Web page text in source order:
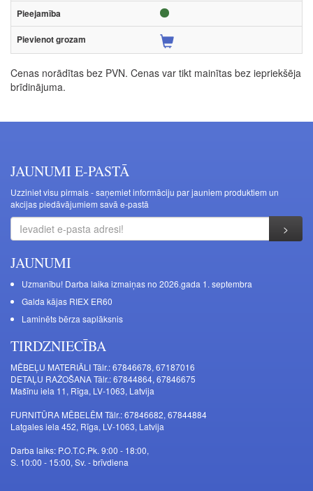
Cenas norādītas bez PVN. Cenas var tikt mainītas bez iepriekšēja
brīdinājuma.
JAUNUMI E-PASTĀ
Uzziniet visu pirmais - saņemiet informāciju par jauniem produktiem un
akcijas piedāvājumiem savā e-pastā
JAUNUMI
Uzmanību! Darba laika izmaiņas no 2026.gada 1. septembra
Galda kājas RIEX ER60
Laminēts bērza saplāksnis
TIRDZNIECĪBA
MĒBEĻU MATERIĀLI Tālr.: 67846678, 67187016
DETAĻU RAŽOŠANA Tālr.: 67844864, 67846675
Mašīnu iela 11, Rīga, LV-1063, Latvija
FURNITŪRA MĒBELĒM Tālr.: 67846682, 67844884
Latgales iela 452, Rīga, LV-1063, Latvija
Darba laiks: P.O.T.C.Pk. 9:00 - 18:00,
S. 10:00 - 15:00, Sv. - brīvdiena